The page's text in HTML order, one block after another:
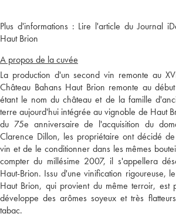
Plus d'informations : Lire l'article du Journal
Haut Brion
A propos de la cuvée
La production d'un second vin remonte au
Château Bahans Haut Brion remonte au
étant le nom du château et de la famille
terre aujourd'hui intégrée au vignoble de Haut
du 75e anniversaire de l'acquisition du
Clarence Dillon, les propriétaire ont décidé
vin et de le conditionner dans les mêmes
compter du millésime 2007, il s'appellera
Haut-Brion. Issu d'une vinification rigoureuse,
Haut Brion, qui provient du même terroir, est
développe des arômes soyeux et très
tabac.